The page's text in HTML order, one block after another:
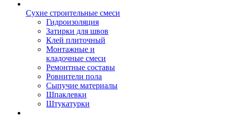
Сухие строительные смеси
Гидроизоляция
Затирки для швов
Клей плиточный
Монтажные и
кладочные смеси
Ремонтные составы
Ровнители пола
Сыпучие материалы
Шпаклевки
Штукатурки